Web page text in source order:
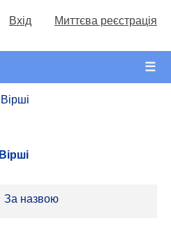
Вхід Миттєва реєстрація
☰
Вірші
Вірші
За назвою